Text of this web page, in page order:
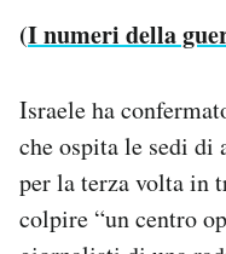
(I numeri della
Israele ha
che ospita le sedi di
per la terza volta in
colpire “un centro